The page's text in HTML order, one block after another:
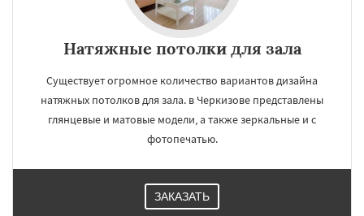
Натяжные потолки для зала
Существует огромное количество вариантов дизайна
натяжных потолков для зала. в Черкизове представлены
глянцевые и матовые модели, а также зеркальные и с
фотопечатью.
ЗАКАЗАТЬ